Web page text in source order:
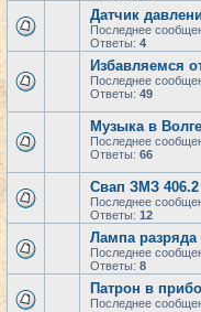
Датчик
Последнее
Ответы: 4
Избавляемся
Последнее
Ответы: 49
Музыка в Волге
Последнее
Ответы: 66
Свап ЗМЗ
Последнее
Ответы: 12
Лампа
Последнее
Ответы: 8
Патрон в
Последнее